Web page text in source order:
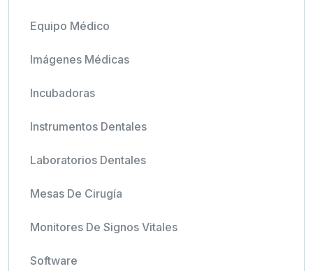
Equipo Médico
Imágenes Médicas
Incubadoras
Instrumentos Dentales
Laboratorios Dentales
Mesas De Cirugía
Monitores De Signos Vitales
Software